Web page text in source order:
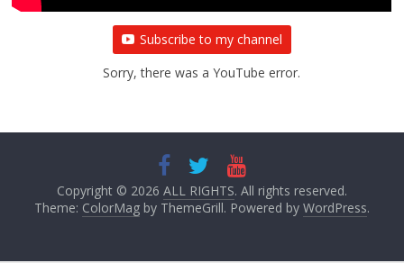
Subscribe to my channel
Sorry, there was a YouTube error.
Copyright © 2026 ALL RIGHTS. All rights reserved.
Theme: ColorMagby ThemeGrill. Powered by WordPress.